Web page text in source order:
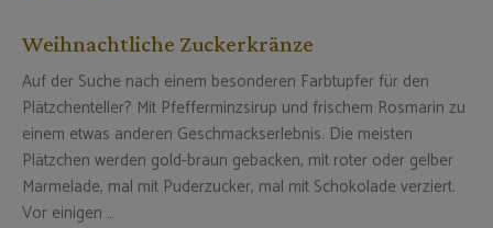
Weihnachtliche Zuckerkränze
Auf der Suche nach einem besonderen Farbtupfer für den
Plätzchenteller? Mit Pfefferminzsirup und frischem Rosmarin zu
einem etwas anderen Geschmackserlebnis. Die meisten
Plätzchen werden gold-braun gebacken, mit roter oder gelber
Marmelade, mal mit Puderzucker, mal mit Schokolade verziert.
Vor einigen …